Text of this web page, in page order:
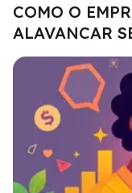
COMO O
ALAVANCAR